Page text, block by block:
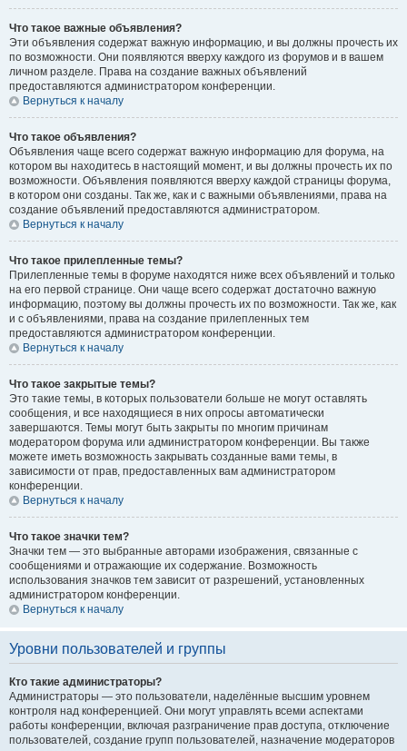
Что такое важные объявления?
Эти объявления содержат важную информацию, и вы должны прочесть их
по возможности. Они появляются вверху каждого из форумов и в вашем
личном разделе. Права на создание важных объявлений
предоставляются администратором конференции.
Вернуться к началу
Что такое объявления?
Объявления чаще всего содержат важную информацию для форума, на
котором вы находитесь в настоящий момент, и вы должны прочесть их по
возможности. Объявления появляются вверху каждой страницы форума,
в котором они созданы. Так же, как и с важными объявлениями, права на
создание объявлений предоставляются администратором.
Вернуться к началу
Что такое прилепленные темы?
Прилепленные темы в форуме находятся ниже всех объявлений и только
на его первой странице. Они чаще всего содержат достаточно важную
информацию, поэтому вы должны прочесть их по возможности. Так же, как
и с объявлениями, права на создание прилепленных тем
предоставляются администратором конференции.
Вернуться к началу
Что такое закрытые темы?
Это такие темы, в которых пользователи больше не могут оставлять
сообщения, и все находящиеся в них опросы автоматически
завершаются. Темы могут быть закрыты по многим причинам
модератором форума или администратором конференции. Вы также
можете иметь возможность закрывать созданные вами темы, в
зависимости от прав, предоставленных вам администратором
конференции.
Вернуться к началу
Что такое значки тем?
Значки тем — это выбранные авторами изображения, связанные с
сообщениями и отражающие их содержание. Возможность
использования значков тем зависит от разрешений, установленных
администратором конференции.
Вернуться к началу
Уровни пользователей и группы
Кто такие администраторы?
Администраторы — это пользователи, наделённые высшим уровнем
контроля над конференцией. Они могут управлять всеми аспектами
работы конференции, включая разграничение прав доступа, отключение
пользователей, создание групп пользователей, назначение модераторов